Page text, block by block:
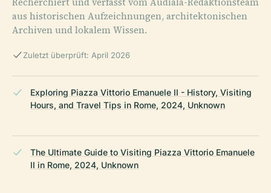
aus historischen Aufzeichnungen, architektonischen
Archiven und lokalem Wissen.
Zuletzt überprüft: April 2026
Exploring Piazza Vittorio Emanuele II - History, Visiting
Hours, and Travel Tips in Rome, 2024, Unknown
The Ultimate Guide to Visiting Piazza Vittorio Emanuele
II in Rome, 2024, Unknown